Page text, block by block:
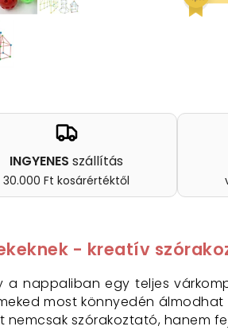
INGYENES szállítás
30.000 Ft kosárértéktől
- kreatív
nappaliban egy teljes
most könnyedén
nemcsak szórakoztató, hanem